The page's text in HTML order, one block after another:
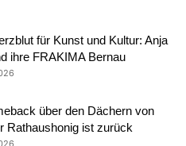
für Kunst und Kultur: Anja
ihre FRAKIMA Bernau
über den Dächern von
Rathaushonig ist zurück